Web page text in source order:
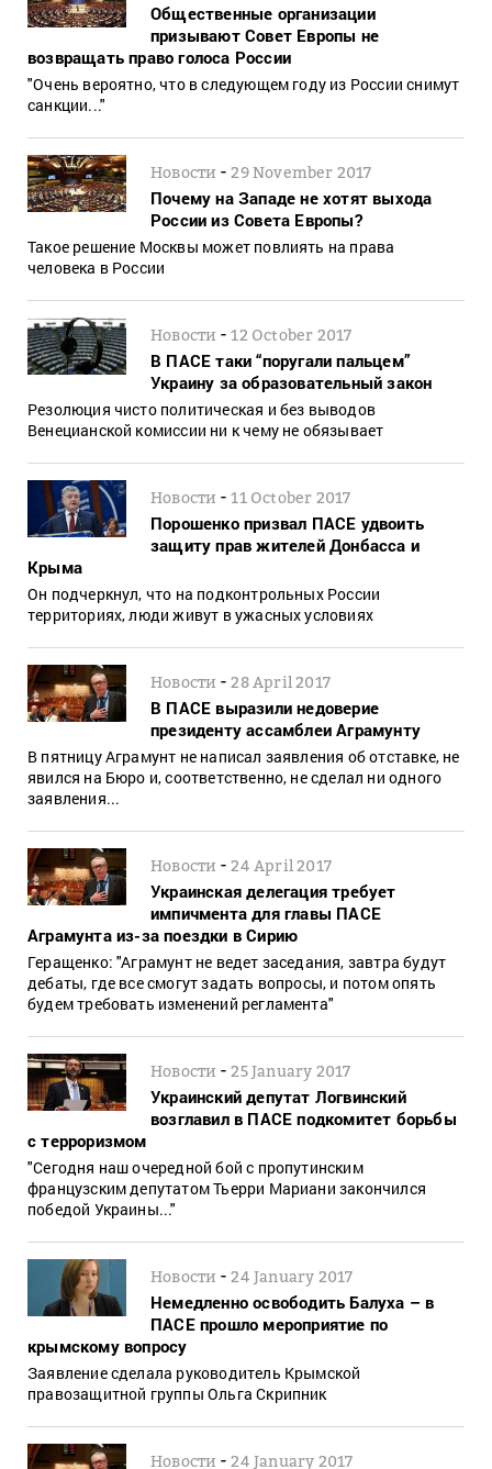
Общественные организации
призывают Совет Европы не
возвращать право голоса России
"Очень вероятно, что в следующем году из России снимут
санкции..."
Новости -29 November 2017
Почему на Западе не хотят выхода
России из Совета Европы?
Такое решение Москвы может повлиять на права
человека в России
Новости -12 October 2017
В ПАСЕ таки “поругали пальцем”
Украину за образовательный закон
Резолюция чисто политическая и без выводов
Венецианской комиссии ни к чему не обязывает
Новости -11 October 2017
Порошенко призвал ПАСЕ удвоить
защиту прав жителей Донбасса и
Крыма
Он подчеркнул, что на подконтрольных России
территориях, люди живут в ужасных условиях
Новости -28 April 2017
В ПАСЕ выразили недоверие
президенту ассамблеи Аграмунту
В пятницу Аграмунт не написал заявления об отставке, не
явился на Бюро и, соответственно, не сделал ни одного
заявления...
Новости -24 April 2017
Украинская делегация требует
импичмента для главы ПАСЕ
Аграмунта из-за поездки в Сирию
Геращенко: "Аграмунт не ведет заседания, завтра будут
дебаты, где все смогут задать вопросы, и потом опять
будем требовать изменений регламента"
Новости -25 January 2017
Украинский депутат Логвинский
возглавил в ПАСЕ подкомитет борьбы
с терроризмом
"Сегодня наш очередной бой с пропутинским
французским депутатом Тьерри Мариани закончился
победой Украины..."
Новости -24 January 2017
Немедленно освободить Балуха – в
ПАСЕ прошло мероприятие по
крымскому вопросу
Заявление сделала руководитель Крымской
правозащитной группы Ольга Скрипник
Новости -24 January 2017